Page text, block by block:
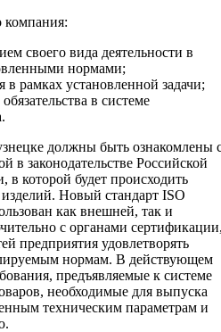
компания:
своего вида деятельности в
нормами;
в рамках установленной задачи;
в системе
должны быть ознакомлены
в законодательстве Российской
которой будет происходить
Новый стандарт ISO
как внешней, так и
с органами
предприятия удовлетворять
нормам. В действующем
предъявляемые к системе
необходимые для выпуска
техническим параметрам и